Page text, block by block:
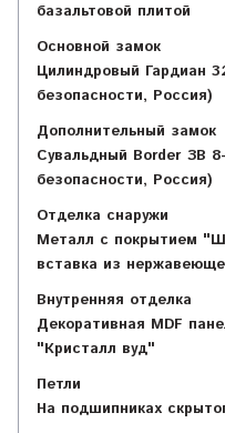
базальтовой плитой
Основной замок
Цилиндровый Гардиан
безопасности, Россия)
Дополнительный замок
Сувальдный Border ЗВ
безопасности, Россия)
Отделка снаружи
Металл с покрытием
вставка из
Внутренняя отделка
Декоративная MDF
"Кристалл вуд"
Петли
На подшипниках